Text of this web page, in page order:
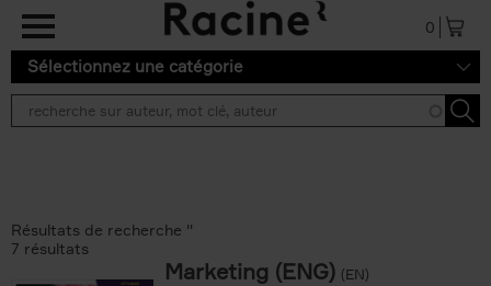
Aller au contenu principal
0
Sélectionnez une catégorie
Résultats de recherche ''
7 résultats
Marketing (ENG) (EN)